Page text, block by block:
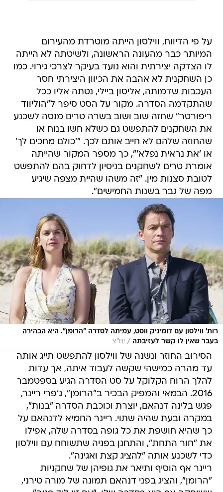
על פי הדיווח, ווילסון הייתה מוטרדת מהעירום
המיותר כבר מהעונה הראשונה, ולשיטתה לא הייתה
לו הצדקה יצירתית והוא נועד בעיקר לצרכי גירוי. כמו
כן השחקנית לא אהבה את הכיוון היצירתי חסר
העכבות שדמותה, אליסון ביילי, נטתה אליו ככל
שהתקדמה הסדרה. מקור על הסט סיפר ל"הוליווד
ריפורטר" שחזה שוב ושוב בשרה טרים מנסה לשכנע
את השחקנים להתפשט גם כשלא חשו בנוח או
שהחוזה שלהם לא חייב אותם לכך. "'כולם מחכים לך'
או 'את נראית נפלא'", כך מספר המקור שהייתה
אומרת טרים לשחקנים בניסיון לדחוק בהם להתפשט
לטובת סצנות מין. "זה משהו שהיית מצפה שיגיע
מפה של גבר בשנות החמישים".
רות' ווילסון עם דומיניק ווסט, עמיתה לסדרה "הרומן". היא הבהירה
בעבר שאין לו קשר לעזיבתה / יח"צ
הסירוב החוזר ונשנה של ווילסון להתפשט תייג אותה
עד מהרה כמישהי שקשה לעבוד איתה, אך עדות
להלך הרוח הקלוקל על סט הסדרה הגיע בספטמבר
2016. הבמאי והמפיק הבכיר ב"הרומן", ג'פרי ריינר,
פגש בלינה דנהאם, יוצרת וכוכבת הסדרה "בנות",
במקרה ובעת שהיה שתוי. ריינר החמיא לדנהאם על
כך שהיא חושפת את כל גופה בסדרה שלה, אפילו
את "חור התחת", והתחנן בפניה שתשוחח עם ווילסון
כדי לשכנע אותה "להציג קצת ואגינה".
ריינר אף הוסיף ותיאר את גופיהן של שחקניות
"הרומן", והציג בפני דנהאם תמונה של מורה טירני,